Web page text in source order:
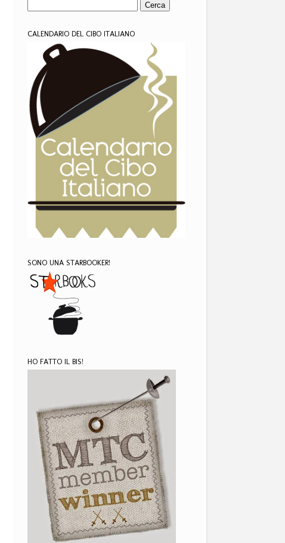
CALENDARIO DEL CIBO ITALIANO
SONO UNA STARBOOKER!
HO FATTO IL BIS!